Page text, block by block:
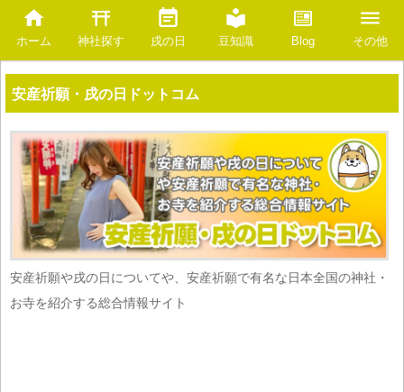
ホーム 神社探す 戌の日 豆知識 Blog その他
安産祈願・戌の日ドットコム
安産祈願や戌の日についてや、安産祈願で有名な日本全国の神社・
お寺を紹介する総合情報サイト